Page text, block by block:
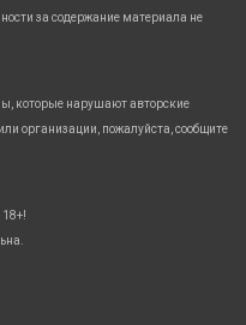
за содержание материала не
которые нарушают авторские
организации, пожалуйста, сообщите